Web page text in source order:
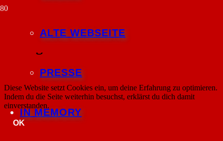
ALTE WEBSEITE
PRESSE
IN MEMORY
2023-05-20 • Spargelessen in der
Diese Website setzt Cookies ein, um deine Erfahrung zu optimieren.
Indem du die Seite weiterhin besuchst, erklärst du dich damit
einverstanden.
OK